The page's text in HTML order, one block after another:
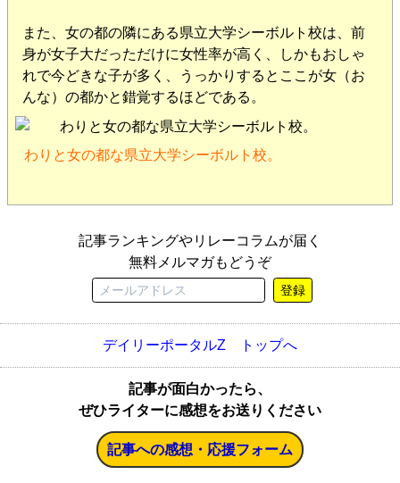
また、女の都の隣にある県立大学シーボルト校は、前
身が女子大だっただけに女性率が高く、しかもおしゃ
れで今どきな子が多く、うっかりするとここが女（お
んな）の都かと錯覚するほどである。
わりと女の都な県立大学シーボルト校。
記事ランキングやリレーコラムが届く
無料メルマガもどうぞ
登録
デイリーポータルZ トップへ
記事が面白かったら、
ぜひライターに感想をお送りください
記事への感想・応援フォーム